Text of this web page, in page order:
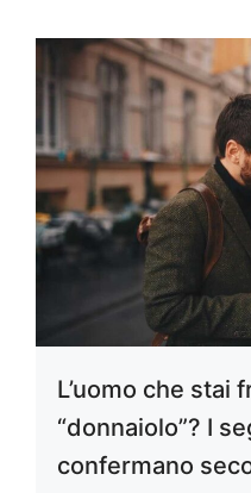
L’uomo che stai
“donnaiolo”? I
confermano